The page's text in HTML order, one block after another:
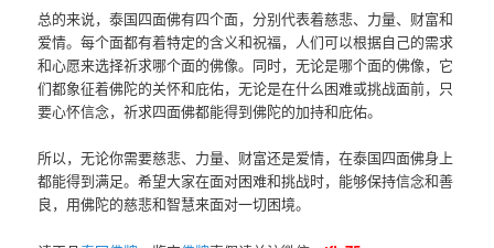
总的来说，泰国四面佛有四个面，分别代表着慈悲、力量、财富和
爱情。每个面都有着特定的含义和祝福，人们可以根据自己的需求
和心愿来选择祈求哪个面的佛像。同时，无论是哪个面的佛像，它
们都象征着佛陀的关怀和庇佑，无论是在什么困难或挑战面前，只
要心怀信念，祈求四面佛都能得到佛陀的加持和庇佑。
所以，无论你需要慈悲、力量、财富还是爱情，在泰国四面佛身上
都能得到满足。希望大家在面对困难和挑战时，能够保持信念和善
良，用佛陀的慈悲和智慧来面对一切困境。